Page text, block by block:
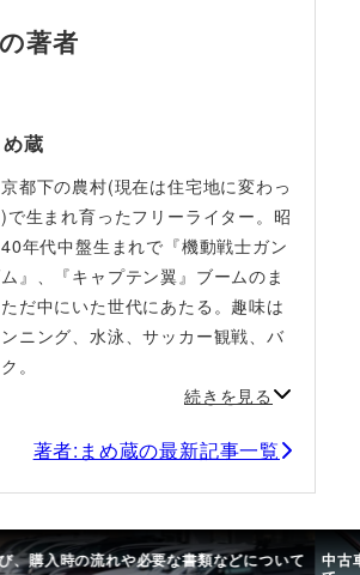
著者
め蔵
都下の農村(現在は住宅地に変わっ
で生まれ育ったフリーライター。昭
年代中盤生まれで『機動戦士ガン
』、『キャプテン翼』ブームのま
だ中にいた世代にあたる。趣味は
ニング、水泳、サッカー観戦、バ
。
続きを見る
著者:まめ蔵の最新記事一覧
、購入時の流れや必要な書類などについて 中古